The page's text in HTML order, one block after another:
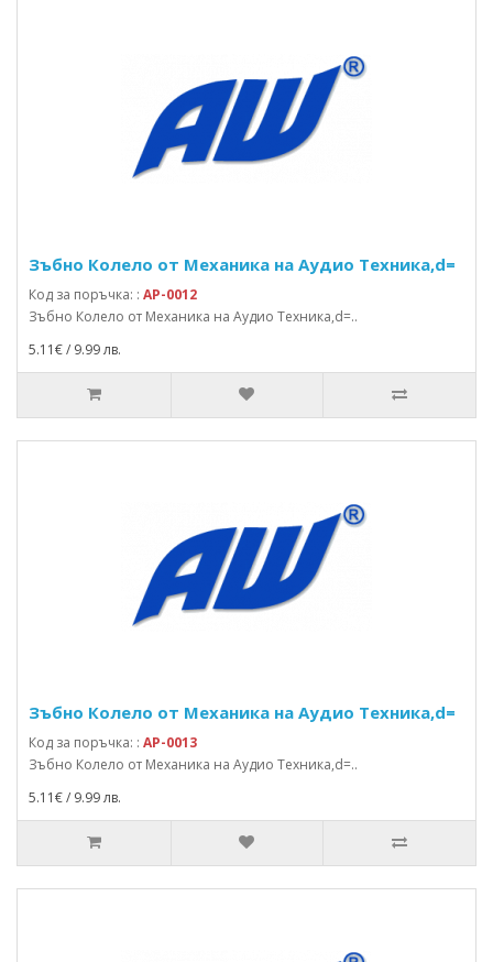
Зъбно Колело от Механика на Аудио Техника,d=
Код за поръчка: : AP-0012
Зъбно Колело от Механика на Аудио Техника,d=..
5.11€ / 9.99 лв.
Зъбно Колело от Механика на Аудио Техника,d=
Код за поръчка: : AP-0013
Зъбно Колело от Механика на Аудио Техника,d=..
5.11€ / 9.99 лв.